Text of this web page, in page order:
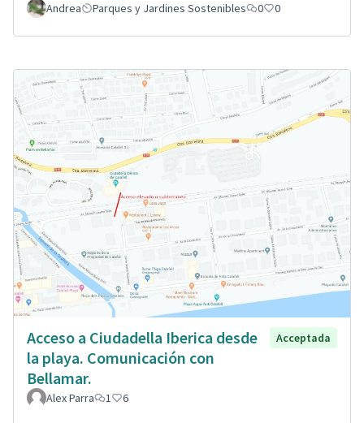
Andrea Parques y Jardines Sostenibles 0 0
Acceso a Ciudadella Iberica desde
la playa. Comunicación con
Bellamar.
Acceptada
Alex Parra 1 6